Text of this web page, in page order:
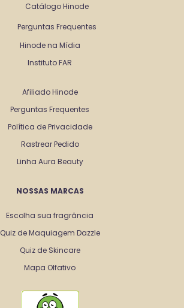
Catálogo Hinode
Perguntas Frequentes
Hinode na Mídia
Instituto FAR
Afiliado Hinode
Perguntas Frequentes
Política de Privacidade
Rastrear Pedido
Linha Aura Beauty
NOSSAS MARCAS
Escolha sua fragrância
Quiz de Maquiagem Dazzle
Quiz de Skincare
Mapa Olfativo